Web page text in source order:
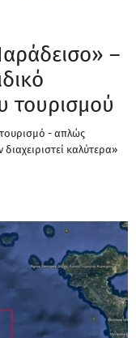
–
τουρισμού
- απλώς
καλύτερα»